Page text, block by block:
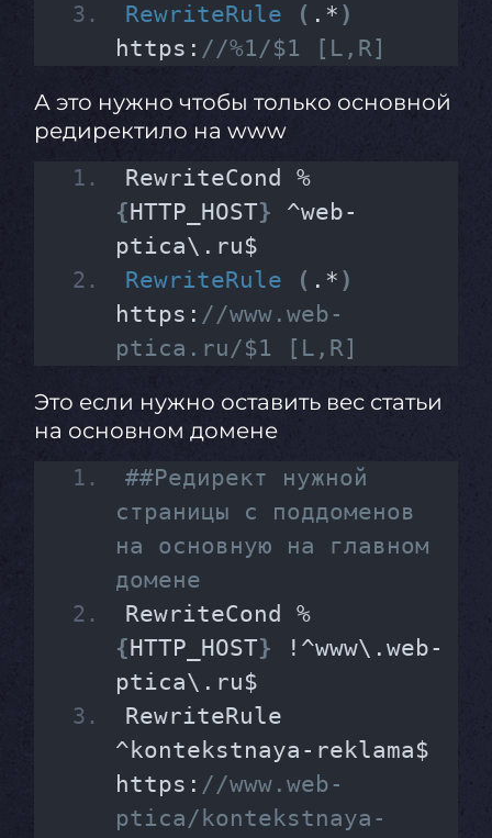
RewriteRule
( .* )
https: //%1/$1 [L,R]
А это нужно чтобы только основной
редиректило на www
RewriteCond %
{HTTP_HOST} ^web-
ptica\.ru$
RewriteRule
( .* )
https: //www.web-
ptica.ru/$1 [L,R]
Это если нужно оставить вес статьи
на основном домене
##Редирект нужной
страницы с поддоменов
на основную на главном
домене
RewriteCond %
{HTTP_HOST} !^www\.web-
ptica\.ru$
RewriteRule
^kontekstnaya-reklama$
https: //www.web-
ptica/kontekstnaya-